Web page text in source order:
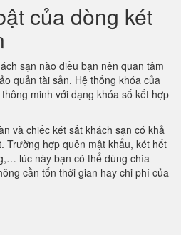
của dòng két
sạn nào điều bạn nên quan tâm
quản tài sản. Hệ thống khóa của
minh với dạng khóa số kết hợp
và chiếc két sắt khách sạn có khả
Trường hợp quên mật khẩu, két hết
lúc này bạn có thể dùng chìa
cần tốn thời gian hay chi phí của